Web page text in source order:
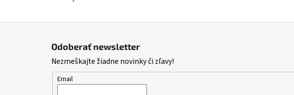
Odoberať newsletter
Nezmeškajte žiadne novinky či zľavy!
Email